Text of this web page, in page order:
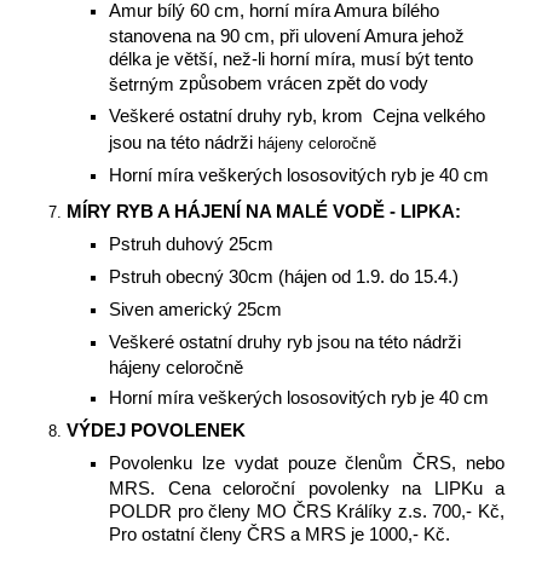
Amur bílý 60 cm, horní míra Amura bílého
stanovena na 90 cm, při ulovení Amura jehož
délka je větší, než-li horní míra, musí být tento
šetrným způsobem vrácen zpět do vody
Veškeré ostatní druhy ryb, krom Cejna velkého
jsou na této nádrži hájeny celoročně
Horní míra veškerých lososovitých ryb je 40 cm
MÍRY RYB A HÁJENÍ NA MALÉ VODĚ - LIPKA:
Pstruh duhový 25cm
Pstruh obecný 30cm (hájen od 1.9. do 15.4.)
Siven americký 25cm
Veškeré ostatní druhy ryb jsou na této nádrži
hájeny celoročně
Horní míra veškerých lososovitých ryb je 40 cm
VÝDEJ POVOLENEK
Povolenku lze vydat pouze členům ČRS, nebo
MRS. Cena celoroční povolenky na LIPKu a
POLDR pro členy MO ČRS Králíky z.s. 700,- Kč,
Pro ostatní členy ČRS a MRS je 1000,- Kč.